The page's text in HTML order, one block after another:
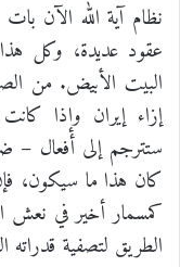
نظام آية الله الآن
عقود عديدة، وكل
البيت الأبيض. من
إزاء إيران وإذا
ستترجم إلى أفعال –
كان هذا ما سيكون،
كمسمار أخير في نعش
الطريق لتصفية قدراته